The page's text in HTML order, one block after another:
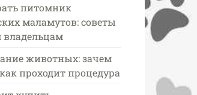
питомник
маламутов: советы
животных: зачем
проходит процедура